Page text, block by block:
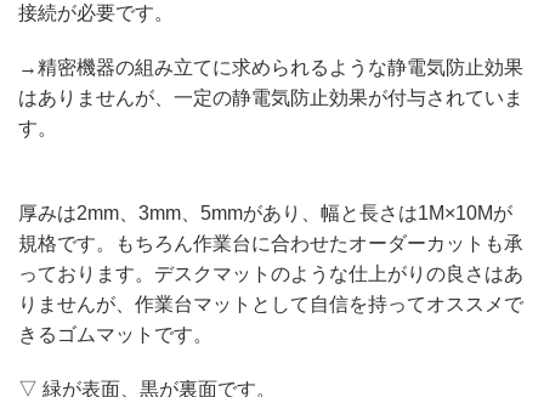
接続が必要です。
→精密機器の組み立てに求められるような静電気防止効果
はありませんが、一定の静電気防止効果が付与されていま
す。
厚みは2mm、3mm、5mmがあり、幅と長さは1M×10Mが
規格です。もちろん作業台に合わせたオーダーカットも承
っております。デスクマットのような仕上がりの良さはあ
りませんが、作業台マットとして自信を持ってオススメで
きるゴムマットです。
▽ 緑が表面、黒が裏面です。